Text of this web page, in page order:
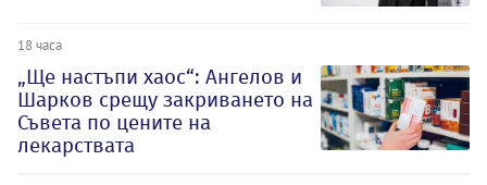
18 часа
„Ще настъпи хаос“: Ангелов и
Шарков срещу закриването на
Съвета по цените на
лекарствата